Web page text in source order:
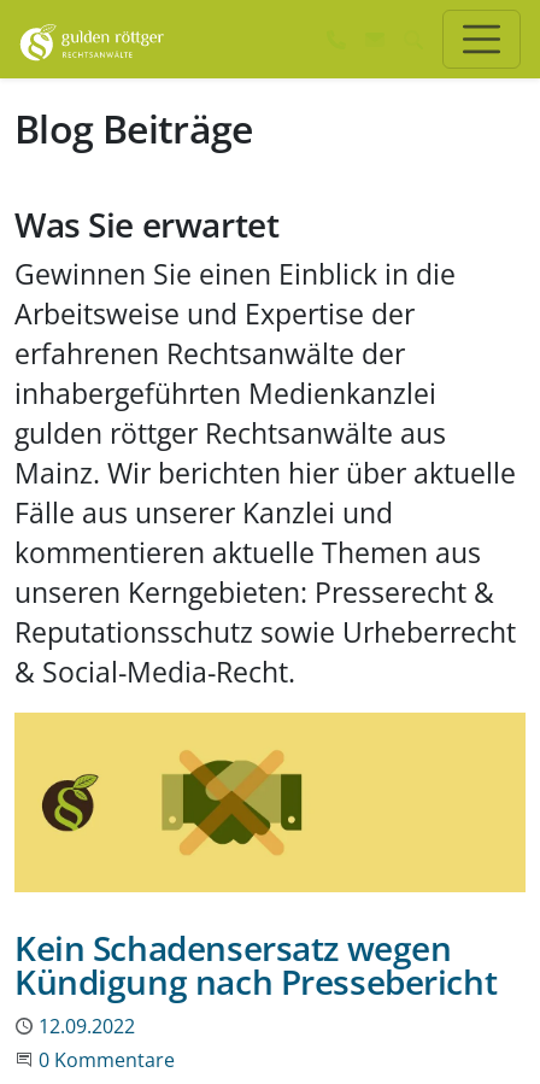
Blog Beiträge
Was Sie erwartet
Gewinnen Sie einen Einblick in die
Arbeitsweise und Expertise der
erfahrenen Rechtsanwälte der
inhabergeführten Medienkanzlei
gulden röttger Rechtsanwälte aus
Mainz. Wir berichten hier über aktuelle
Fälle aus unserer Kanzlei und
kommentieren aktuelle Themen aus
unseren Kerngebieten: Presserecht &
Reputationsschutz sowie Urheberrecht
& Social-Media-Recht.
Kein Schadensersatz wegen
Kündigung nach Pressebericht
Publiziert
12.09.2022
Beginne eine Unterhaltung
0 Kommentare